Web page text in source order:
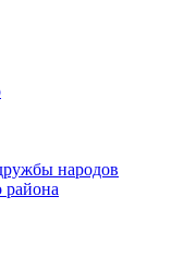
народов
района